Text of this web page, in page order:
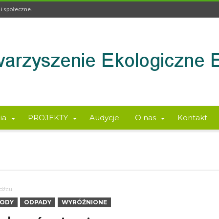
społeczne.
PROJEKTY Audycje O nas Kontakt
ODPADY WYRÓŻNIONE